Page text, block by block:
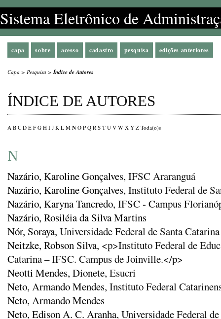
Sistema Eletrônico de
capa sobre acesso cadastro pesquisa edições anteriores
Capa > Pesquisa >Índice de Autores
ÍNDICE DE AUTORES
A B C D E F G H I J K L M N O P Q R S T U V W X Y Z Toda(o)s
N
Nazário, Karoline Gonçalves, IFSC Araranguá
Nazário, Karoline Gonçalves, Instituto Federal de
Nazário, Karyna Tancredo, IFSC - Campus
Nazário, Rosiléia da Silva Martins
Nór, Soraya, Universidade Federal de Santa
Neitzke, Robson Silva, <p>Instituto Federal de
Catarina – IFSC. Campus de Joinville.</p>
Neotti Mendes, Dionete, Esucri
Neto, Armando Mendes, Instituto Federal
Neto, Armando Mendes
Neto, Edison A. C. Aranha, Universidade Federal